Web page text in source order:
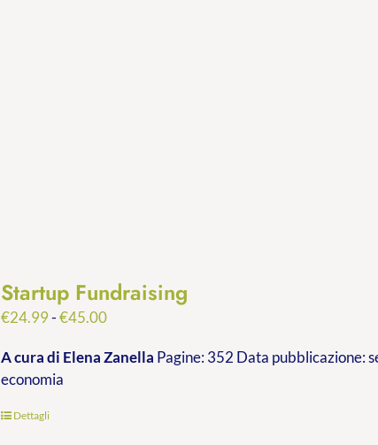
Startup Fundraising
€24.99-€45.00Fascia
prezzo:
A cura di Elena Zanella Pagine: 352 Data pubblicazione:
economia
Dettagli